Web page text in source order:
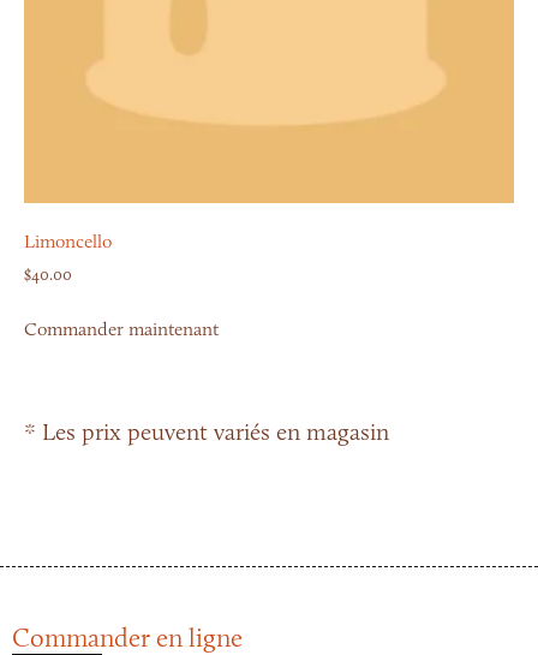
Limoncello
$40.00
Commander maintenant
* Les prix peuvent variés en magasin
Commander en ligne